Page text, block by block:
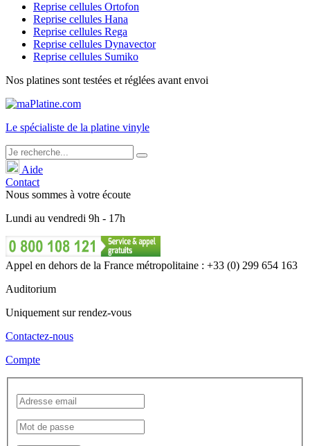
Reprise cellules Ortofon
Reprise cellules Hana
Reprise cellules Rega
Reprise cellules Dynavector
Reprise cellules Sumiko
Nos platines sont testées et réglées avant envoi
Le spécialiste de la platine vinyle
Aide
Contact
Nous sommes à votre écoute
Lundi au vendredi 9h - 17h
Appel en dehors de la France métropolitaine : +33 (0) 299 654 163
Auditorium
Uniquement sur rendez-vous
Contactez-nous
Compte